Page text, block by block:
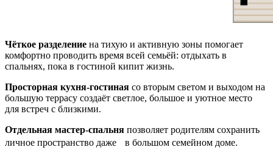
Чёткое разделение на тихую и активную зоны помогает
комфортно проводить время всей семьёй: отдыхать в
спальнях, пока в гостиной кипит жизнь.
Просторная кухня-гостиная со вторым светом и выходом на
большую террасу создаёт светлое, большое и уютное место
для встреч с близкими.
Отдельная мастер-спальня позволяет родителям сохранить
личное пространство даже в большом семейном доме.